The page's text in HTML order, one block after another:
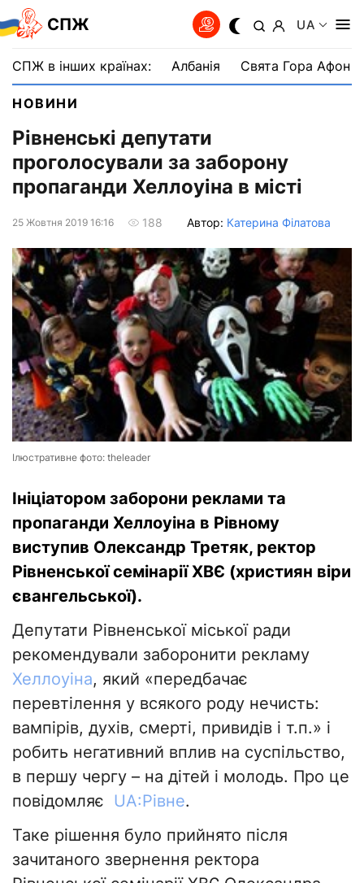
СПЖ UA
СПЖ в інших країнах: Албанія Свята Гора Афон
НОВИНИ
Рівненські депутати
проголосували за заборону
пропаганди Хеллоуіна в місті
25 Жовтня 2019 16:16 188 Автор: Катерина Філатова
Ілюстративне фото: theleader
Ініціатором заборони реклами та
пропаганди Хеллоуіна в Рівному
виступив Олександр Третяк, ректор
Рівненської семінарії ХВЄ (християн віри
євангельської).
Депутати Рівненської міської ради
рекомендували заборонити рекламу
Хеллоуіна, який «передбачає
перевтілення у всякого роду нечисть:
вампірів, духів, смерті, привидів і т.п.» і
робить негативний вплив на суспільство,
в першу чергу – на дітей і молодь. Про це
повідомляє UA:Рівне.
Таке рішення було прийнято після
зачитаного звернення ректора